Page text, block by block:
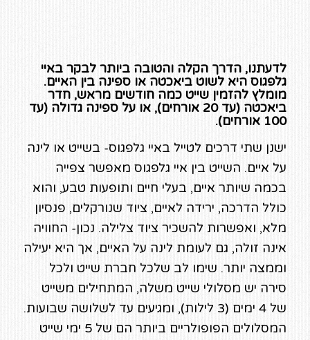
לדעתנו, הדרך הקלה והטובה ביותר לבקר באיי
גלפגוס היא לשוט ביאכטה או ספינה בין האיים.
מומלץ להזמין שייט כמה חודשים מראש, חדר
ביאכטה (עד 20 אורחים), או על ספינה גדולה (עד
100 אורחים).
ישנן שתי דרכים לטייל באיי גלפגוס- בשייט או לינה
על איים. השייט בין איי גלפגוס מאפשר צפייה
בכמה שיותר איים, בעלי חיים ותופעות טבע, והוא
כולל הדרכה, ירידה לאיים, ציוד שנורקלים, פנסיון
מלא, ואפשרות להשכיר ציוד צלילה. נכון- החוויה
אינה זולה, גם לעומת לינה על האיים, אך היא יעילה
וממצה יותר. שימו לב שלכל חברת שייט ולכל
סירה יש מסלולי שייט משלה, המתחילים משייט
של 4 ימים (3 לילות), ומגיעים עד לשלושה שבועות.
המסלולים הפופולריים ביותר הם של 5 ימי שייט